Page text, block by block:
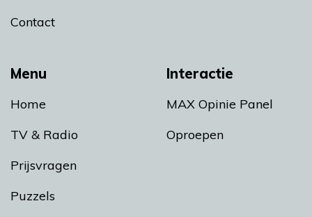
Menu
Home
TV & Radio
Prijsvragen
Puzzels
Interactie
MAX Opinie Panel
Oproepen
Contact